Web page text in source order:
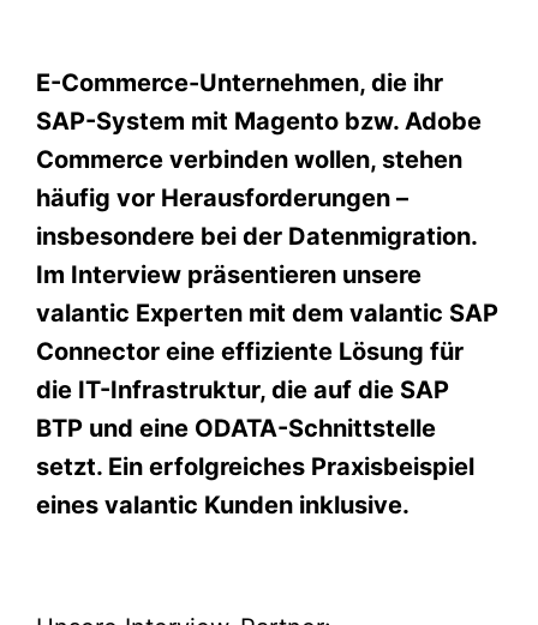
E-Commerce-Unternehmen, die ihr
SAP-System mit Magento bzw. Adobe
Commerce verbinden wollen, stehen
häufig vor Herausforderungen –
insbesondere bei der Datenmigration.
Im Interview präsentieren unsere
valantic Experten mit dem valantic SAP
Connector eine effiziente Lösung für
die IT-Infrastruktur, die auf die SAP
BTP und eine ODATA-Schnittstelle
setzt. Ein erfolgreiches Praxisbeispiel
eines valantic Kunden inklusive.